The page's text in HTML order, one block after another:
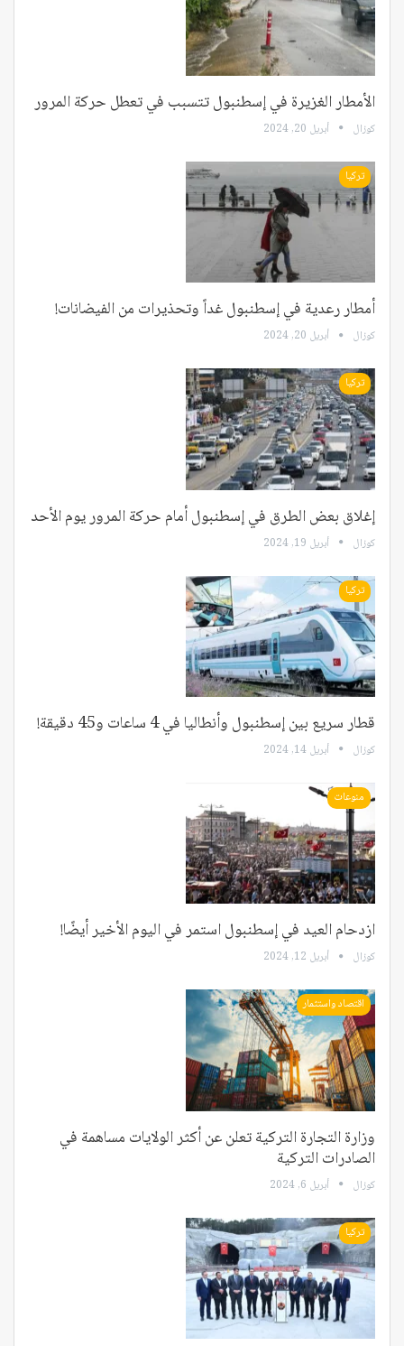
الأمطار الغزيرة في إسطنبول تتسبب في تعطل حركة المرور
كوزال أبريل 20, 2024
تركيا
أمطار رعدية في إسطنبول غداً وتحذيرات من الفيضانات!
كوزال أبريل 20, 2024
تركيا
إغلاق بعض الطرق في إسطنبول أمام حركة المرور يوم الأحد
كوزال أبريل 19, 2024
تركيا
قطار سريع بين إسطنبول وأنطاليا في 4 ساعات و45 دقيقة!
كوزال أبريل 14, 2024
منوعات
ازدحام العيد في إسطنبول استمر في اليوم الأخير أيضًا!
كوزال أبريل 12, 2024
اقتصاد واستثمار
وزارة التجارة التركية تعلن عن أكثر الولايات مساهمة في
الصادرات التركية
كوزال أبريل 6, 2024
تركيا